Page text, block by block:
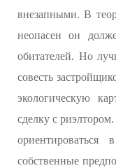
внезапными. В
неопасен он
обитателей. Но
совесть
экологическую
сделку с
собственные